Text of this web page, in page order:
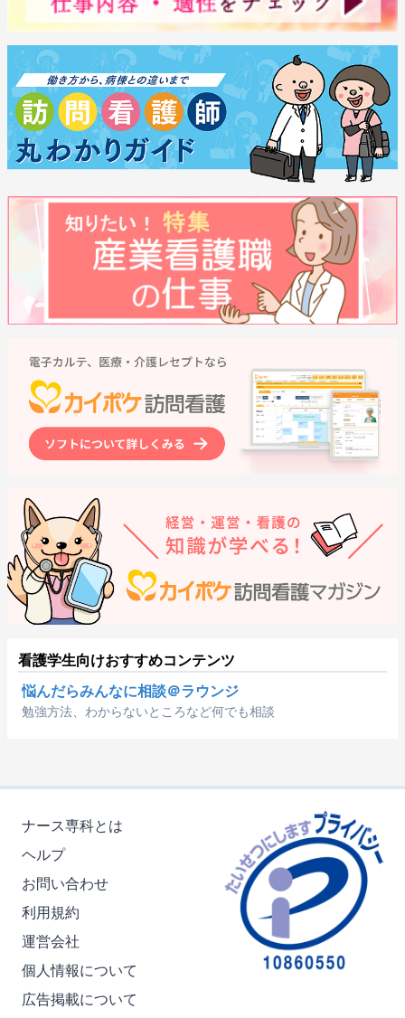
看護学生向けおすすめコンテンツ
悩んだらみんなに相談＠ラウンジ
勉強方法、わからないところなど何でも相談
ナース専科とは
ヘルプ
お問い合わせ
利用規約
運営会社
個人情報について
広告掲載について